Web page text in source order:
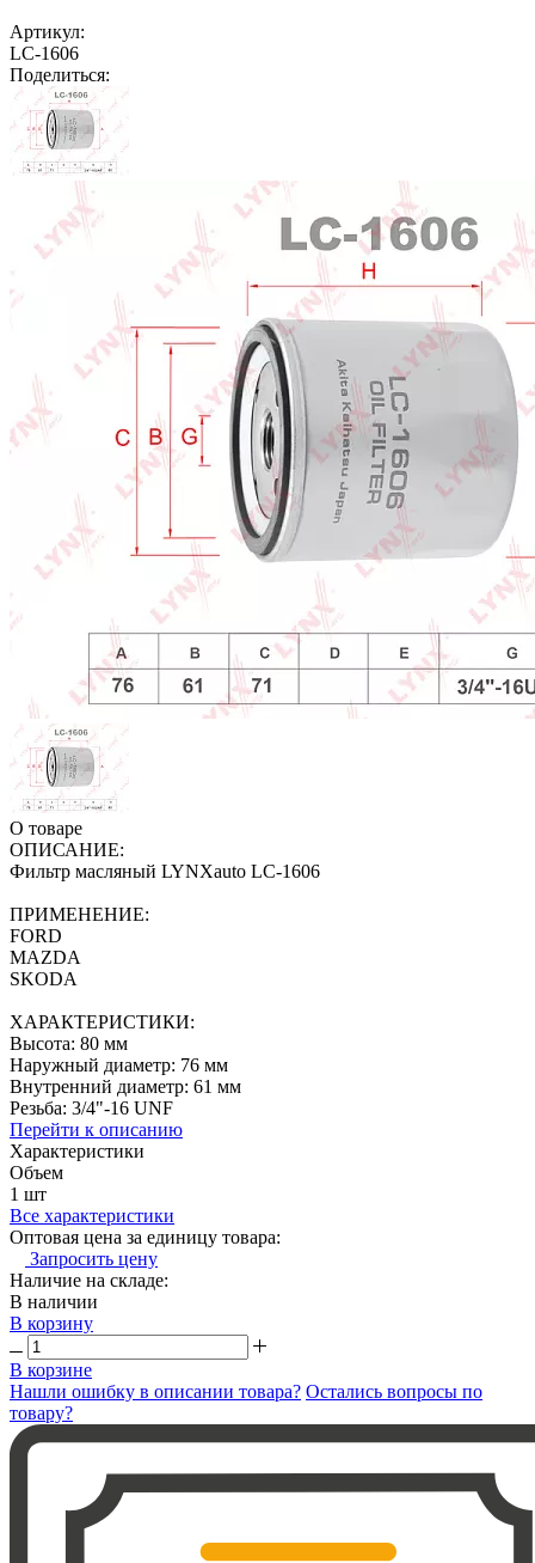
Артикул:
LC-1606
Поделиться:
О товаре
ОПИСАНИЕ:
Фильтр масляный LYNXauto LC-1606
ПРИМЕНЕНИЕ:
FORD
MAZDA
SKODA
ХАРАКТЕРИСТИКИ:
Высота: 80 мм
Наружный диаметр: 76 мм
Внутренний диаметр: 61 мм
Резьба: 3/4"-16 UNF
Перейти к описанию
Характеристики
Объем
1 шт
Все характеристики
Оптовая цена за единицу товара:
Запросить цену
Наличие на складе:
В наличии
В корзину
В корзине
Нашли ошибку в описании товара? Остались вопросы по
товару?